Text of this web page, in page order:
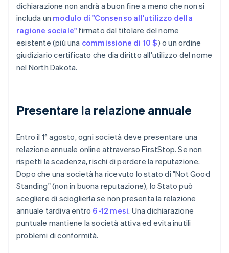
dichiarazione non andrà a buon fine a meno che non si
includa un modulo di "Consenso all'utilizzo della
ragione sociale" firmato dal titolare del nome
esistente (più una commissione di 10 $) o un ordine
giudiziario certificato che dia diritto all'utilizzo del nome
nel North Dakota.
Presentare la relazione annuale
Entro il 1° agosto, ogni società deve presentare una
relazione annuale online attraverso FirstStop. Se non
rispetti la scadenza, rischi di perdere la reputazione.
Dopo che una società ha ricevuto lo stato di "Not Good
Standing" (non in buona reputazione), lo Stato può
scegliere di scioglierla se non presenta la relazione
annuale tardiva entro 6-12 mesi. Una dichiarazione
puntuale mantiene la società attiva ed evita inutili
problemi di conformità.